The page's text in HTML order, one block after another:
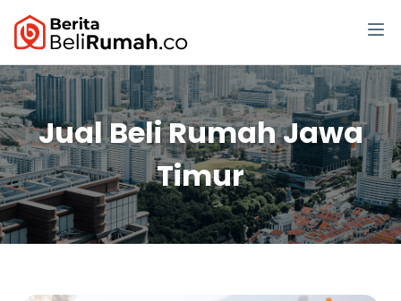
Jual Beli Rumah Jawa
Timur